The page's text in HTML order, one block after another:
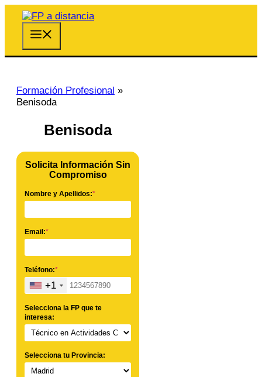
Saltar
contenido
Formación Profesional »
Benisoda
Benisoda
Solicita Información Sin
Compromiso
Nombre y Apellidos:*
Email:*
Teléfono:*
+1
Selecciona la FP que te
interesa:
Selecciona tu Provincia: